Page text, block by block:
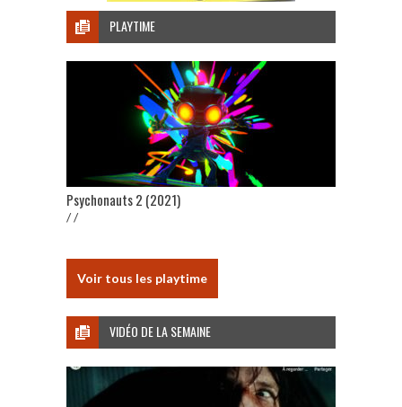
PLAYTIME
Psychonauts 2 (2021)
/ /
Voir tous les playtime
VIDÉO DE LA SEMAINE